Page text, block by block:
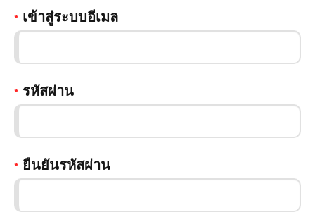
* เข้าสู่ระบบอีเมล
* รหัสผ่าน
* ยืนยันรหัสผ่าน